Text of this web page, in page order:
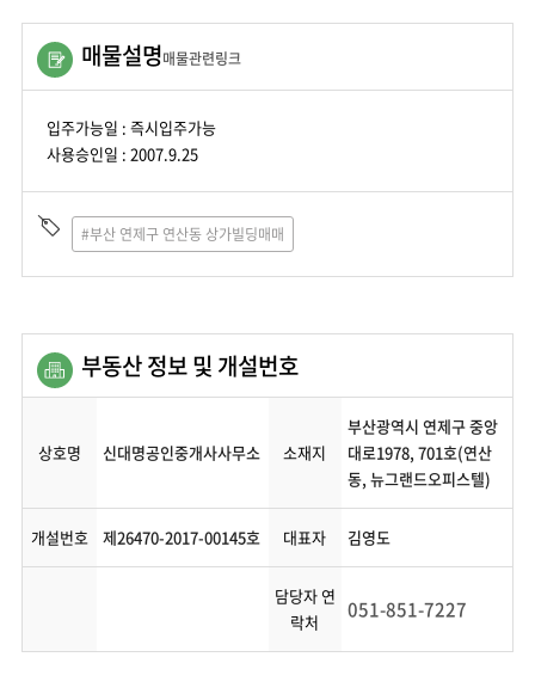
매물설명매물관련링크
입주가능일 : 즉시입주가능
사용승인일 : 2007.9.25
#부산 연제구 연산동 상가빌딩매매
부동산 정보 및 개설번호
상호명 신대명공인중개사사무소 소재지
부산광역시 연제구 중앙
대로1978, 701호(연산
동, 뉴그랜드오피스텔)
개설번호 제26470-2017-00145호 대표자 김영도
담당자 연
락처
051-851-7227